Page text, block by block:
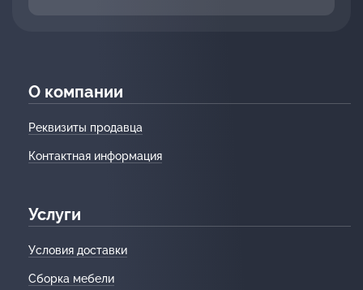
О компании
Реквизиты продавца
Контактная информация
Услуги
Условия доставки
Сборка мебели